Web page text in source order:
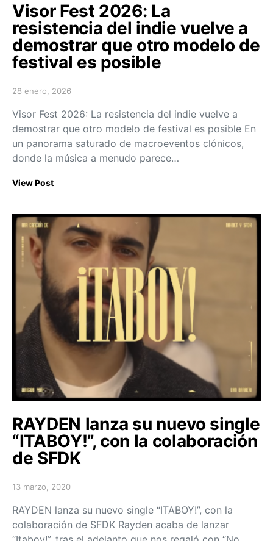
Visor Fest 2026: La
resistencia del indie vuelve a
demostrar que otro modelo de
festival es posible
Posted on
28 enero, 2026
Visor Fest 2026: La resistencia del indie vuelve a
demostrar que otro modelo de festival es posible En
un panorama saturado de macroeventos clónicos,
donde la música a menudo parece…
View Post
RAYDEN lanza su nuevo single
“ITABOY!”, con la colaboración
de SFDK
Posted on
13 marzo, 2020
RAYDEN lanza su nuevo single “ITABOY!”, con la
colaboración de SFDK Rayden acaba de lanzar